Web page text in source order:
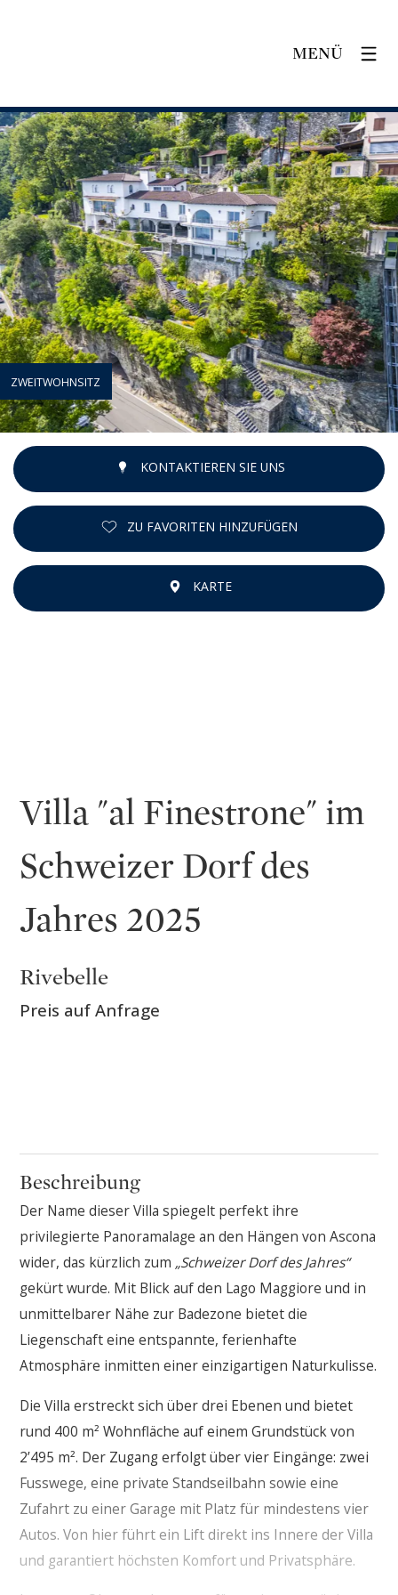
MENÜ
ZWEITWOHNSITZ
KONTAKTIEREN SIE UNS
ZU FAVORITEN HINZUFÜGEN
KARTE
Villa "al Finestrone" im
Schweizer Dorf des
Jahres 2025
Rivebelle
Preis auf Anfrage
Beschreibung
Der Name dieser Villa spiegelt perfekt ihre
privilegierte Panoramalage an den Hängen von Ascona
wider, das kürzlich zum „Schweizer Dorf des Jahres“
gekürt wurde. Mit Blick auf den Lago Maggiore und in
unmittelbarer Nähe zur Badezone bietet die
Liegenschaft eine entspannte, ferienhafte
Atmosphäre inmitten einer einzigartigen Naturkulisse.
Die Villa erstreckt sich über drei Ebenen und bietet
rund 400 m² Wohnfläche auf einem Grundstück von
2’495 m². Der Zugang erfolgt über vier Eingänge: zwei
Fusswege, eine private Standseilbahn sowie eine
Zufahrt zu einer Garage mit Platz für mindestens vier
Autos. Von hier führt ein Lift direkt ins Innere der Villa
und garantiert höchsten Komfort und Privatsphäre.